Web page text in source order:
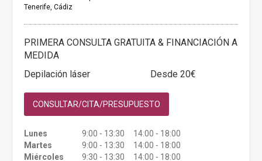
Tenerife, Cádiz
PRIMERA CONSULTA GRATUITA & FINANCIACIÓN A
MEDIDA
Depilación láser
Desde 20€
CONSULTAR/CITA/PRESUPUESTO
Lunes
9:00 - 13:30 14:00 - 18:00
Martes
9:00 - 13:30 14:00 - 18:00
Miércoles
9:30 - 13:30 14:00 - 18:00